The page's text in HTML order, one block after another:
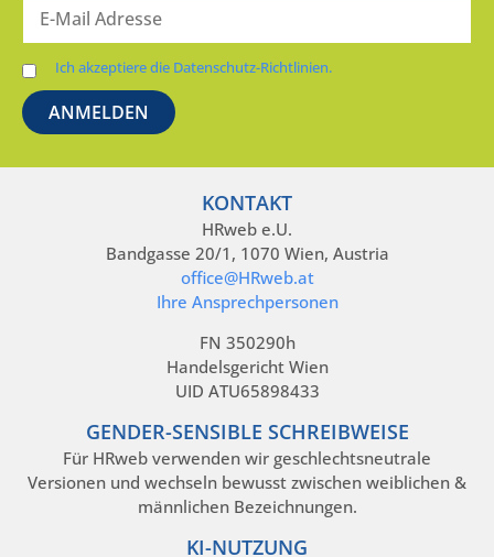
Ich akzeptiere die Datenschutz-Richtlinien.
KONTAKT
HRweb e.U.
Bandgasse 20/1, 1070 Wien, Austria
office@HRweb.at
Ihre Ansprechpersonen
FN 350290h
Handelsgericht Wien
UID ATU65898433
GENDER-SENSIBLE SCHREIBWEISE
Für HRweb verwenden wir geschlechtsneutrale
Versionen und wechseln bewusst zwischen weiblichen &
männlichen Bezeichnungen.
KI-NUTZUNG